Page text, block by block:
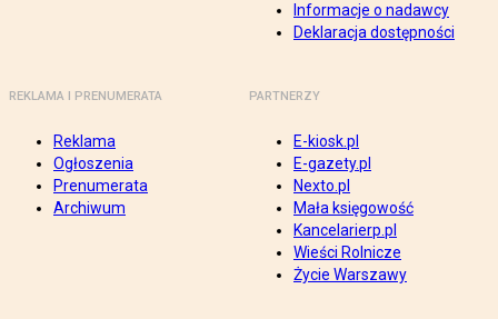
Informacje o nadawcy
Deklaracja dostępności
REKLAMA I PRENUMERATA
Reklama
Ogłoszenia
Prenumerata
Archiwum
PARTNERZY
E-kiosk.pl
E-gazety.pl
Nexto.pl
Mała księgowość
Kancelarierp.pl
Wieści Rolnicze
Życie Warszawy